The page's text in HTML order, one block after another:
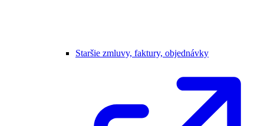
Staršie zmluvy, faktury, objednávky